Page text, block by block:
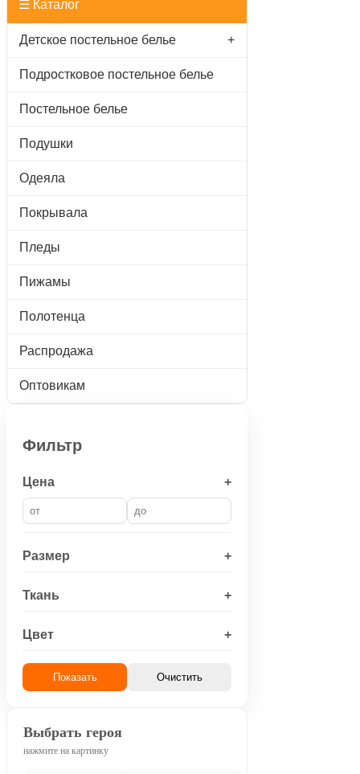
☰ Каталог
Детское постельное белье +
Подростковое постельное белье
Постельное белье
Подушки
Одеяла
Покрывала
Пледы
Пижамы
Полотенца
Распродажа
Оптовикам
Фильтр
Цена +
Размер +
Ткань +
Цвет +
Показать Очистить
Выбрать героя
нажмите на картинку